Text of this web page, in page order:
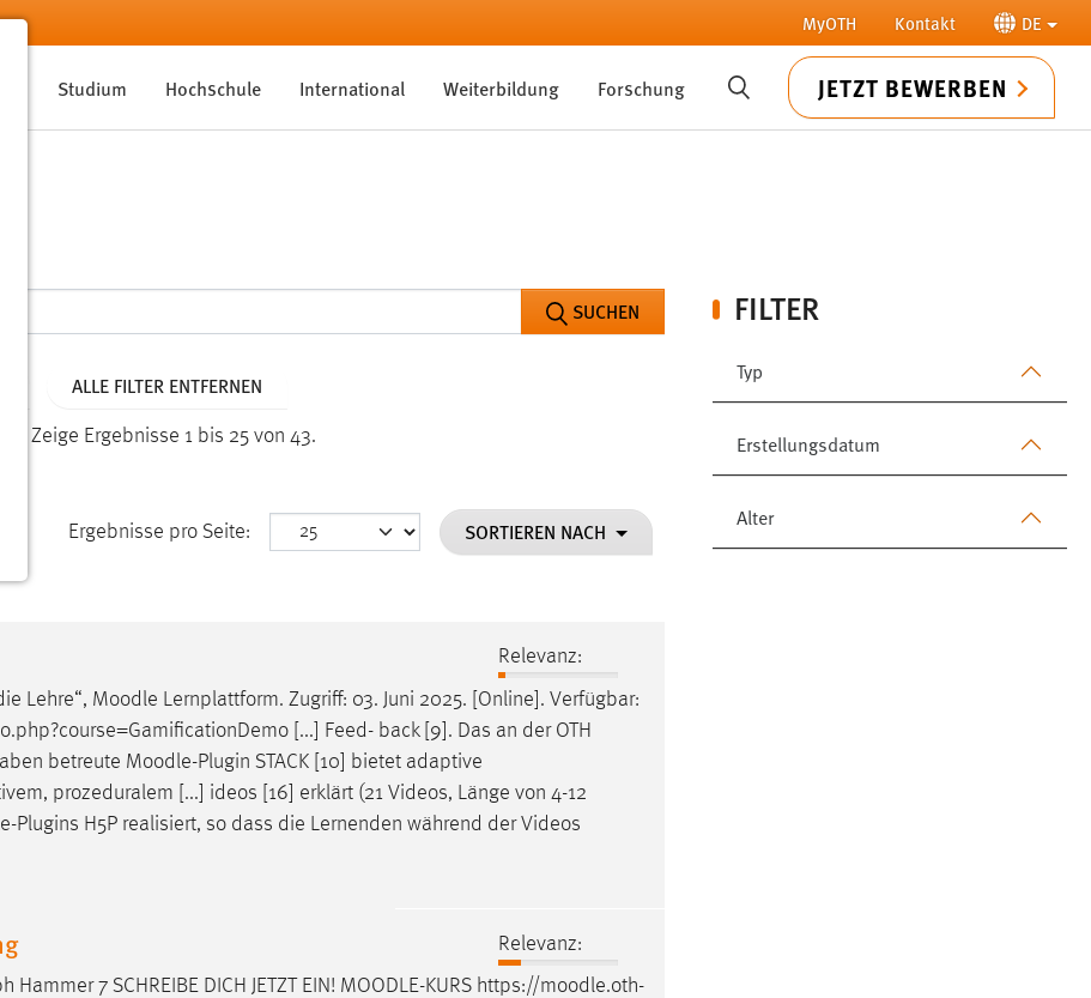
MyOTH Kontakt DE
Studium Hochschule International Weiterbildung Forschung SUCHE JETZT BEWERBEN
FILTER
Typ
Erstellungsdatum
Alter
SUCHEN
ALLE FILTER ENTFERNEN
Zeige Ergebnisse 1 bis 25 von 43.
Ergebnisse pro Seite: SORTIEREN NACH
Relevanz:
Lehre“, Moodle Lernplattform. Zugriff: 03. Juni 2025. [Online]. Verfügbar:
[...] Feed- back [9]. Das an der OTH
betreute Moodle-Plugin STACK [10] bietet adaptive
prozeduralem [...] ideos [16] erklärt (21 Videos, Länge von 4-12
-Plugins H5P realisiert, so dass die Lernenden während der Videos
Relevanz:
7 SCHREIBE DICH JETZT EIN! MOODLE-KURS https://moodle.oth-